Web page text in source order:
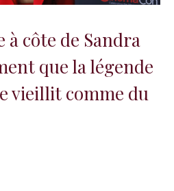
à côte de Sandra
que la légende
vieillit comme du